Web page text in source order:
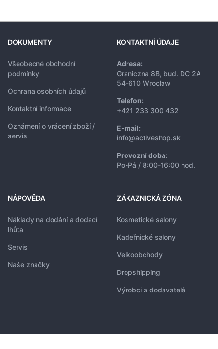
DOKUMENTY
Všeobecné obchodní
podmínky
Ochrana osobních údajů
Kontaktní informace
Oznámení o vrácení zboží /
servis
KONTAKTNÍ ÚDAJE
Adresa:
Graniczna 8B, bud. DC 2A
54-610 Wrocław
Telefon:
+421 233 300 432
E-mail:
info@activeshop.sk
Provozní doba:
Po-Pá / 8:00-16:00 hod.
NÁPOVĚDA
Náklady na dodání a dodací
lhůta
Servis
Naše značky
ZÁKAZNICKÁ ZÓNA
Kosmetické salony
Kadeřnické salony
Velkoobchody
Dropshipping
Výrobci a dodavatelé